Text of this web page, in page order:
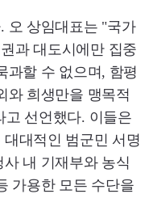
오 상임대표는 "국가
과 대도시에만 집중
과할 수 없으며, 함평
와 희생만을 맹목적
고 선언했다. 이들은
대적인 범군민 서명
내 기재부와 농식
가용한 모든 수단을